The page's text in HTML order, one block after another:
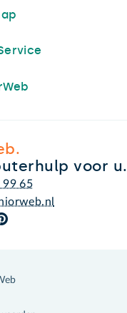
voor u.
99 65